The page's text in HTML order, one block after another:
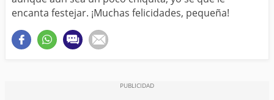
TIA
CUÑADA
ALGUIEN ESPECIAL
encanta festejar. ¡Muchas felicidades, pequeña!